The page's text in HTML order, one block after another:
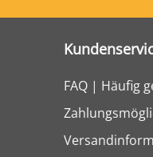
FAQ | Häufig